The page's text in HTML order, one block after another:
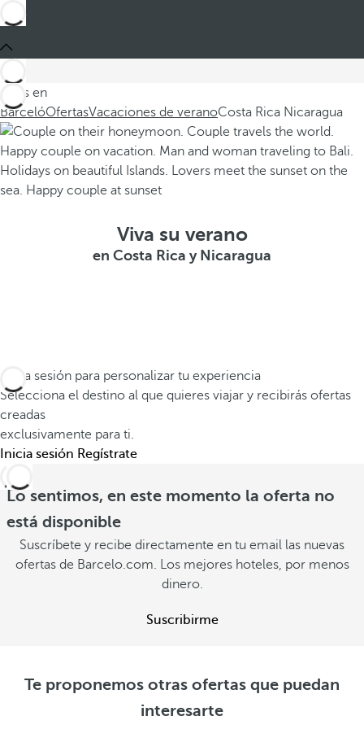
Estás en
BarcelóOfertasVacaciones de veranoCosta Rica Nicaragua
Viva su verano
en Costa Rica y Nicaragua
Inicia sesión para personalizar tu experiencia
Selecciona el destino al que quieres viajar y recibirás ofertas
creadas
exclusivamente para ti.
Inicia sesión Regístrate
Lo sentimos, en este momento la oferta no
está disponible
Suscríbete y recibe directamente en tu email las nuevas
ofertas de Barcelo.com. Los mejores hoteles, por menos
dinero.
Suscribirme
Te proponemos otras ofertas que puedan
interesarte